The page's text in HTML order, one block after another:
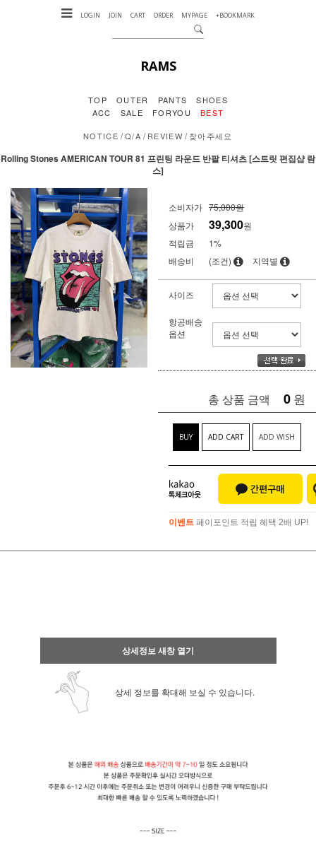
LOGIN JOIN CART ORDER MYPAGE +BOOKMARK
RAMS
TOP OUTER PANTS
SHOES
ACC
SALE FORYOU BEST
NOTICE /Q/A /REVIEW /찾아주세요
Rolling Stones AMERICAN TOUR 81 프린팅 라운드 반팔 티셔츠 [스트릿 편집샵 람
스]
소비자가 75,000원
상품가
39,300원
적립금
1%
배송비
(조건) 지역별
사이즈
항공배송
옵션
총 상품 금액 0 원
BUY ADD CART ADD WISH
이벤트 페이포인트 적립 혜택 2배 UP!
상세정보 새창 열기
상세 정보를 확대해 보실 수 있습니다.